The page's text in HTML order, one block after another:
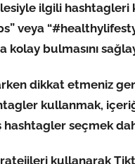
ilgili
veya
kolay bulmasını
dikkat etmeniz
kullanmak,
hashtagler seçmek
kullanarak